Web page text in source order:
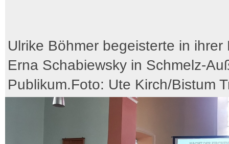
Ulrike Böhmer begeisterte in ihrer
Erna Schabiewsky in Schmelz-
Publikum.Foto: Ute Kirch/Bistum